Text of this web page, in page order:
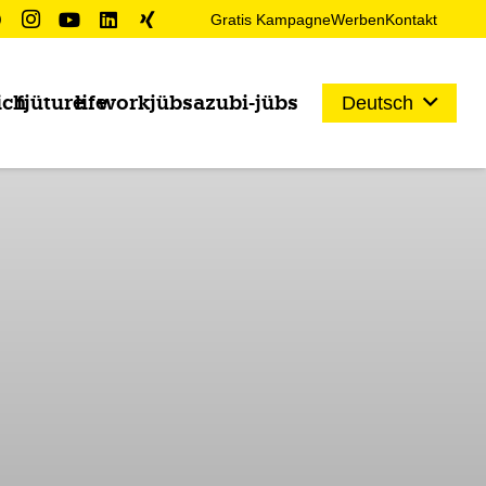
Gratis KampagneWerbenKontakt
fjüturelifeworkjübsazubi-jübs Deutsch